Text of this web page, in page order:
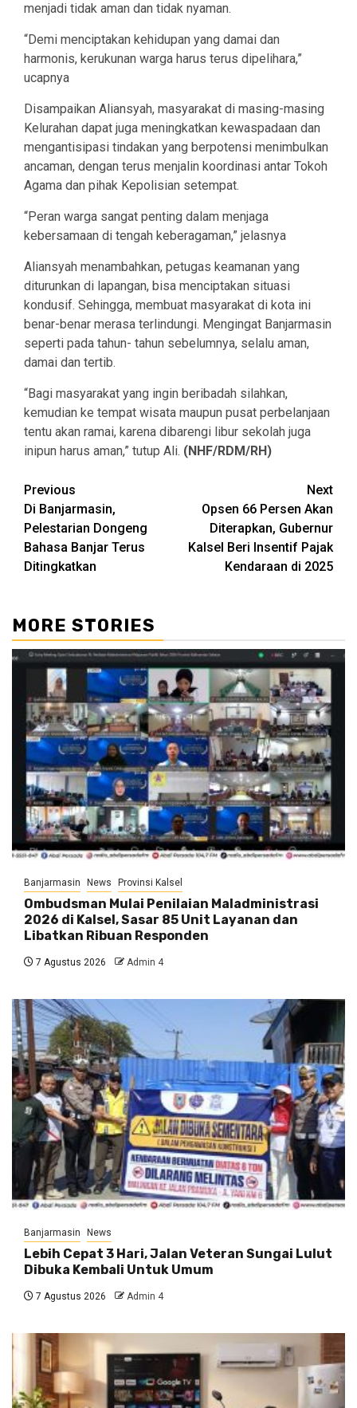
menjadi tidak aman dan tidak nyaman.
“Demi menciptakan kehidupan yang damai dan
harmonis, kerukunan warga harus terus dipelihara,”
ucapnya
Disampaikan Aliansyah, masyarakat di masing-masing
Kelurahan dapat juga meningkatkan kewaspadaan dan
mengantisipasi tindakan yang berpotensi menimbulkan
ancaman, dengan terus menjalin koordinasi antar Tokoh
Agama dan pihak Kepolisian setempat.
“Peran warga sangat penting dalam menjaga
kebersamaan di tengah keberagaman,” jelasnya
Aliansyah menambahkan, petugas keamanan yang
diturunkan di lapangan, bisa menciptakan situasi
kondusif. Sehingga, membuat masyarakat di kota ini
benar-benar merasa terlindungi. Mengingat Banjarmasin
seperti pada tahun- tahun sebelumnya, selalu aman,
damai dan tertib.
“Bagi masyarakat yang ingin beribadah silahkan,
kemudian ke tempat wisata maupun pusat perbelanjaan
tentu akan ramai, karena dibarengi libur sekolah juga
inipun harus aman,” tutup Ali. (NHF/RDM/RH)
Continue
Reading
Previous
Di Banjarmasin,
Pelestarian Dongeng
Bahasa Banjar Terus
Ditingkatkan
Next
Opsen 66 Persen Akan
Diterapkan, Gubernur
Kalsel Beri Insentif Pajak
Kendaraan di 2025
MORE STORIES
Banjarmasin News Provinsi Kalsel
Ombudsman Mulai Penilaian Maladministrasi
2026 di Kalsel, Sasar 85 Unit Layanan dan
Libatkan Ribuan Responden
7 Agustus 2026 Admin 4
Banjarmasin News
Lebih Cepat 3 Hari, Jalan Veteran Sungai Lulut
Dibuka Kembali Untuk Umum
7 Agustus 2026 Admin 4